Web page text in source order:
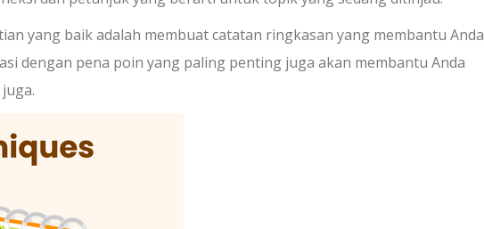
yang baik adalah membuat catatan ringkasan yang membantu Anda
dengan pena poin yang paling penting juga akan membantu Anda